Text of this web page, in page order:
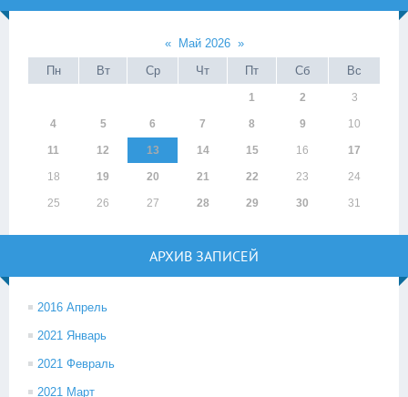
« Май 2026 »
Пн
Вт Ср Чт Пт Сб Вс
1 2 3
4 5 6 7 8 9 10
11 12 13 14 15 16 17
18 19 20 21 22 23 24
25 26 27 28 29 30 31
АРХИВ ЗАПИСЕЙ
2016 Апрель
2021 Январь
2021 Февраль
2021 Март